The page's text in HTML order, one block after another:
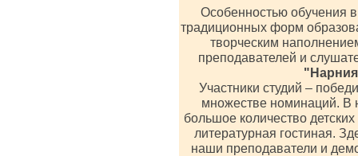
Особенностью обучения
традиционных форм
творческим
преподавателей и
Участники студий –
множестве номинаций. В
большое количество
литературная гостиная.
наши преподаватели и